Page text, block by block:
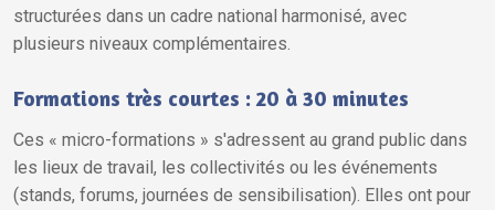
structurées dans un cadre national harmonisé, avec
plusieurs niveaux complémentaires.
Formations très courtes : 20 à 30 minutes
Ces « micro-formations » s'adressent au grand public dans
les lieux de travail, les collectivités ou les événements
(stands, forums, journées de sensibilisation). Elles ont pour